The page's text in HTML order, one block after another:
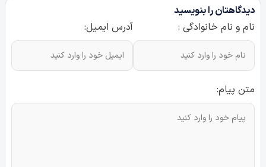
دیدگاهتان را بنویسید
نام و نام خانوادگی :
آدرس ایمیل:
متن پیام: